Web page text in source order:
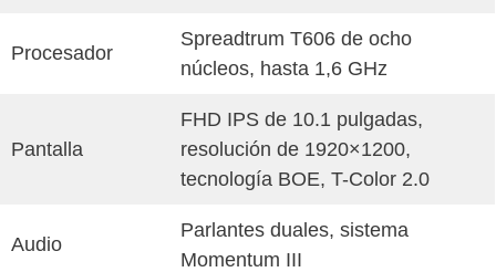
Procesador
Spreadtrum T606 de ocho
núcleos, hasta 1,6 GHz
Pantalla
FHD IPS de 10.1 pulgadas,
resolución de 1920×1200,
tecnología BOE, T-Color 2.0
Audio
Parlantes duales, sistema
Momentum III